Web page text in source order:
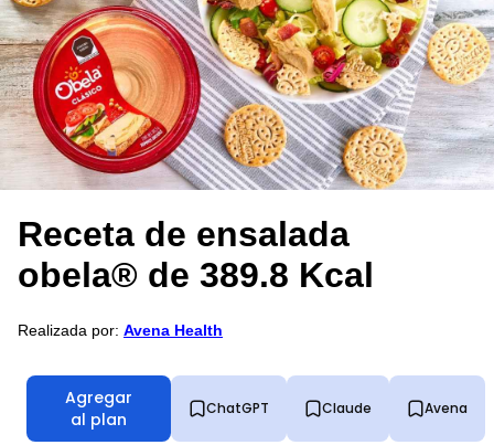
Receta de ensalada
obela® de 389.8 Kcal
Realizada por: Avena Health
Agregar
al plan
ChatGPT Claude Avena